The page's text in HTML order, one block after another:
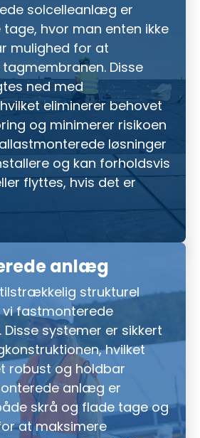
solcelleanlæg er
hvor man enten ikke
mulighed for at
Disse
ned med
eliminerer behovet
og minimerer risikoen
løsninger
og kan forholdsvis
flyttes, hvis det er
anlæg
strukturel
fastmonterede
systemer er sikkert
hvilket
robust og holdbar
anlæg er
skrå og flade tage og
at maksimere